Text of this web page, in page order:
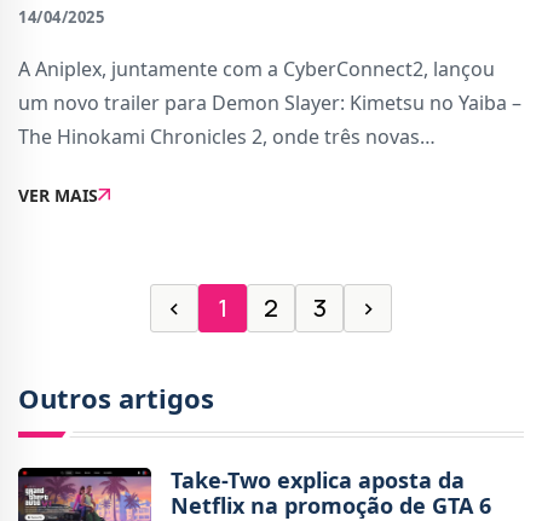
14/04/2025
A Aniplex, juntamente com a CyberConnect2, lançou
um novo trailer para Demon Slayer: Kimetsu no Yaiba –
The Hinokami Chronicles 2, onde três novas
Hinatsuru, Makio e Suma, estas personagens se
VER MAIS
‹ 1 2 3 ›
Outros artigos
Take-Two explica aposta da
Netflix na promoção de GTA 6